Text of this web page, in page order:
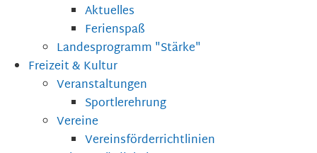
Aktuelles
Ferienspaß
Landesprogramm "Stärke"
Freizeit & Kultur
Veranstaltungen
Sportlerehrung
Vereine
Vereinsförderrichtlinien